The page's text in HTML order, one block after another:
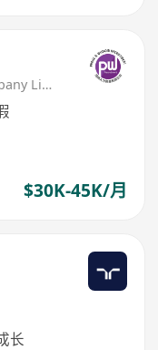
Praise & Wisdom Recruitment Company Limited
$30K-45K/月
长